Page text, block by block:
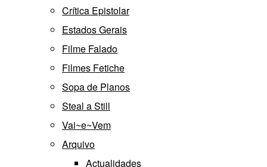
Crítica Epistolar
Estados Gerais
Filme Falado
Filmes Fetiche
Sopa de Planos
Steal a Still
Vai~e~Vem
Arquivo
Actualidades